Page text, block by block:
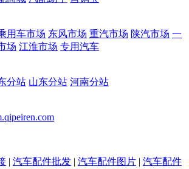
用车市场 东风市场 重汽市场 陕汽市场 一
场 江淮市场 专用汽车
分站 山东分站 河南分站
| 汽车配件批发 | 汽车配件图片 | 汽车配件